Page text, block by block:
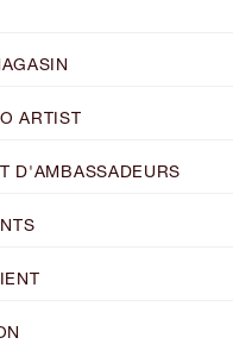
ARTIST
D'AMBASSADEURS